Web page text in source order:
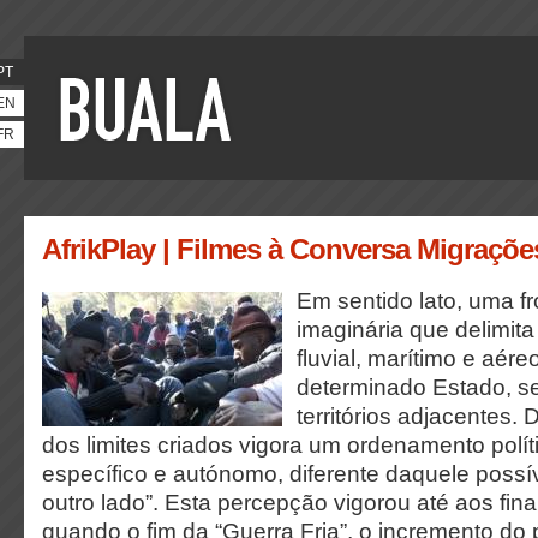
AfrikPlay | Filmes à Conversa
Em sentido lato, uma
imaginária que
fluvial, marítimo e
determinado Estado,
territórios adjacentes.
dos limites criados vigora um ordenamento
específico e autónomo, diferente daquele
outro lado”. Esta percepção vigorou até aos
quando o fim da “Guerra Fria”, o incremento do